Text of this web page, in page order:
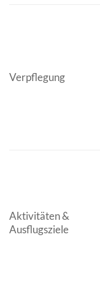
Verpflegung
Aktivitäten &
Ausflugsziele